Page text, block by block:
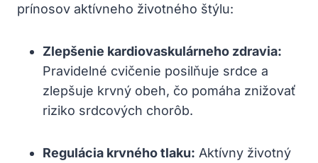
prínosov‍ aktívneho životného štýlu:
Zlepšenie kardiovaskulárneho zdravia:
Pravidelné cvičenie posilňuje srdce a​
zlepšuje krvný obeh, čo pomáha znižovať
⁤riziko ‌srdcových chorôb.
Regulácia krvného ​tlaku: Aktívny ‌životný